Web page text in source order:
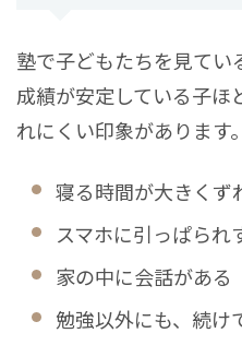
塾で子どもたちを見てい
成績が安定している子ほ
れにくい印象があります。
寝る時間が大きくず
スマホに引っぱられ
家の中に会話がある
勉強以外にも、続け